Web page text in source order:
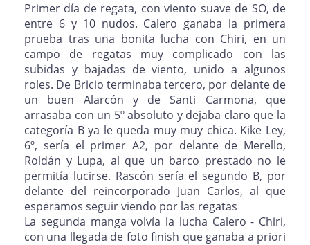
Primer día de regata, con viento suave de SO, de
entre 6 y 10 nudos. Calero ganaba la primera
prueba tras una bonita lucha con Chiri, en un
campo de regatas muy complicado con las
subidas y bajadas de viento, unido a algunos
roles. De Bricio terminaba tercero, por delante de
un buen Alarcón y de Santi Carmona, que
arrasaba con un 5º absoluto y dejaba claro que la
categoría B ya le queda muy muy chica. Kike Ley,
6º, sería el primer A2, por delante de Merello,
Roldán y Lupa, al que un barco prestado no le
permitía lucirse. Rascón sería el segundo B, por
delante del reincorporado Juan Carlos, al que
esperamos seguir viendo por las regatas
La segunda manga volvía la lucha Calero - Chiri,
con una llegada de foto finish que ganaba a priori